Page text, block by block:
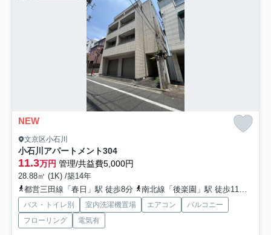
NEW
文京区小石川
小石川アパートメント304
11.3万円 管理/共益費5,000円
28.88㎡ (1K) /築14年
都営三田線「春日」駅 徒歩8分
南北線「後楽園」駅 徒歩11分
バス・トイレ別 室内洗濯機置場 エアコン
バルコニー
フローリング
電気有